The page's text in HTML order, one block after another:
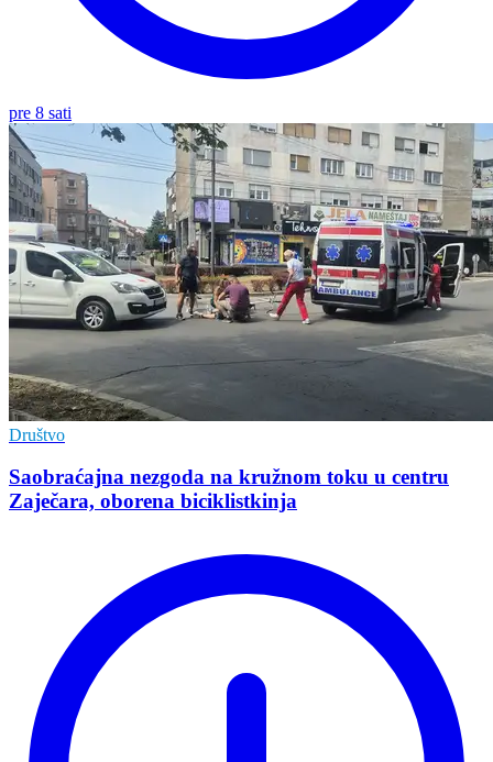
pre 8 sati
Društvo
Saobraćajna nezgoda na kružnom toku u centru
Zaječara, oborena biciklistkinja